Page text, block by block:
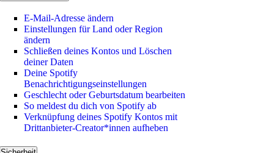
E-Mail-Adresse ändern
Einstellungen für Land oder Region
ändern
Schließen deines Kontos und Löschen
deiner Daten
Deine Spotify
Benachrichtigungseinstellungen
Geschlecht oder Geburtsdatum bearbeiten
So meldest du dich von Spotify ab
Verknüpfung deines Spotify Kontos mit
Drittanbieter-Creator*innen aufheben